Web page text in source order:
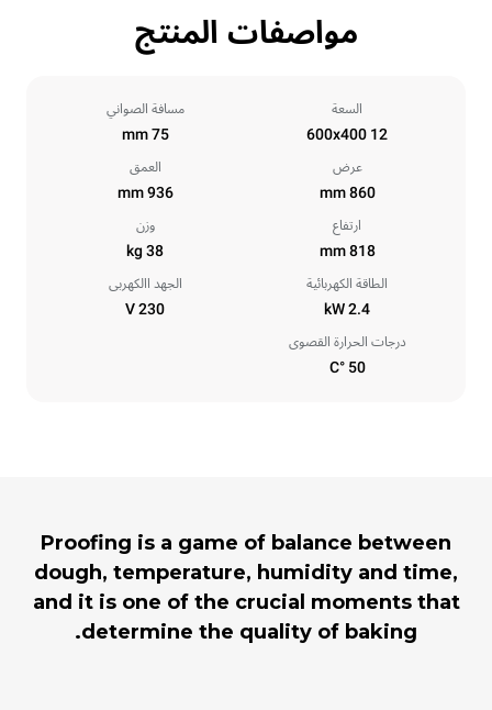
مواصفات المنتج
السعة
12 600x400
مسافة الصواني
75 mm
عرض
860 mm
العمق
936 mm
ارتفاع
818 mm
وزن
38 kg
الطاقة الكهربائية
2.4 kW
الجهد االكهربى
230 V
درجات الحرارة القصوى
50 °C
Proofing is a game of balance between
dough, temperature, humidity and time,
and it is one of the crucial moments that
determine the quality of baking.